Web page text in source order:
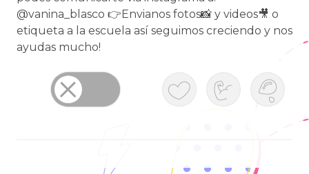
@vanina_blasco 👉Envianos fotos📸 y videos🎥 o
etiqueta a la escuela así seguimos creciendo y nos
ayudas mucho!